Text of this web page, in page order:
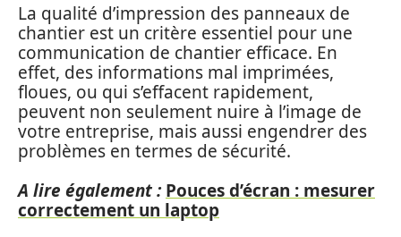
La qualité d’impression des panneaux de
chantier est un critère essentiel pour une
communication de chantier efficace. En
effet, des informations mal imprimées,
floues, ou qui s’effacent rapidement,
peuvent non seulement nuire à l’image de
votre entreprise, mais aussi engendrer des
problèmes en termes de sécurité.
A lire également : Pouces d’écran : mesurer
correctement un laptop